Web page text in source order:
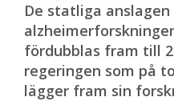
De statliga
fördubblas fram till
regeringen som på
lägger fram sin